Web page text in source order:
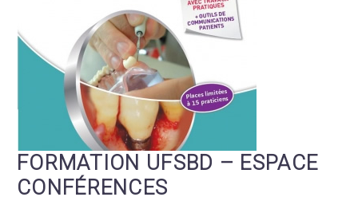
FORMATION UFSBD – ESPACE
CONFÉRENCES